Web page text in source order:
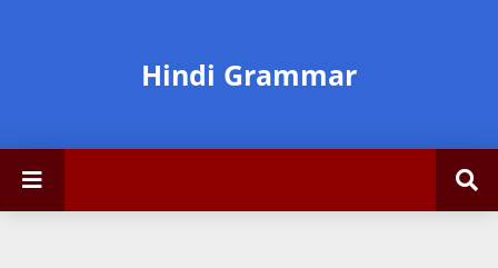
Hindi Grammar